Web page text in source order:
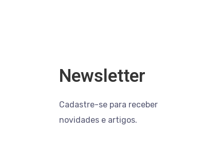
Newsletter
Cadastre-se para receber
novidades e artigos.